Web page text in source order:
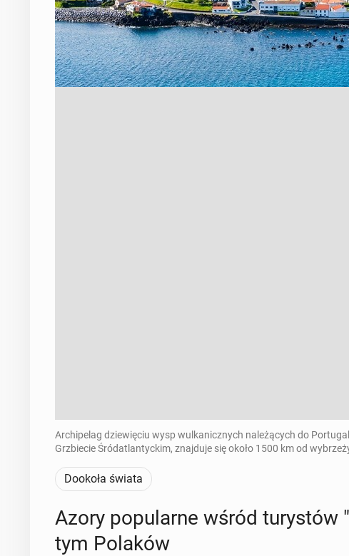
Archipelag dziewięciu wysp wulkanicznych należących do
Grzbiecie Śródatlantyckim, znajduje się około 1500 km od
Dookoła świata
Azory po­pu­lar­ne wśród
tym Polaków